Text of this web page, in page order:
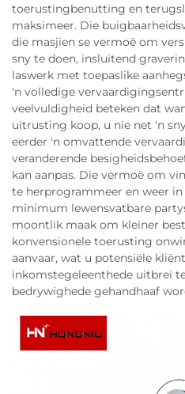
toerustingbenutting en
maksimeer. Die
die masjien se vermoë om
sny te doen, insluitend
laswerk met toepaslike
'n volledige
veelvuldigheid beteken dat
uitrusting koop, u nie net 'n
eerder 'n omvattende
veranderende
kan aanpas. Die vermoë om
te herprogrammeer en weer
minimum lewensvatbare
moontlik maak om kleiner
konvensionele toerusting
aanvaar, wat u potensiële
inkomstegeleenthede uitbrei
bedrywighede gehandhaaf